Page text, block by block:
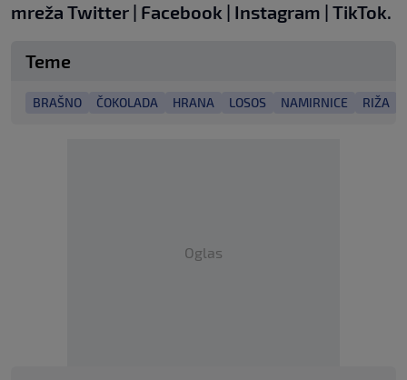
mreža Twitter | Facebook | Instagram | TikTok.
Teme
BRAŠNO ČOKOLADA HRANA LOSOS NAMIRNICE RIŽA
Oglas